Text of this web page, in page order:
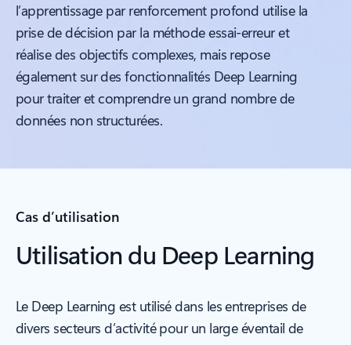
l’apprentissage par renforcement profond utilise la
prise de décision par la méthode essai-erreur et
réalise des objectifs complexes, mais repose
également sur des fonctionnalités Deep Learning
pour traiter et comprendre un grand nombre de
données non structurées.
Cas d’utilisation
Utilisation du Deep Learning
Le Deep Learning est utilisé dans les entreprises de
divers secteurs d’activité pour un large éventail de